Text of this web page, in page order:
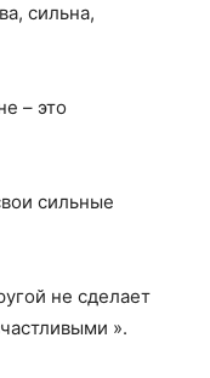
сильна,
– это
сильные
не сделает
».